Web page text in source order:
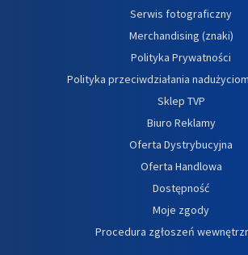
Serwis fotograficzny
Merchandising (znaki)
Polityka Prywatności
Polityka przeciwdziałania
Sklep TVP
Biuro Reklamy
Oferta Dystrybucyjna
Oferta Handlowa
Dostępność
Moje zgody
Procedura zgłoszeń